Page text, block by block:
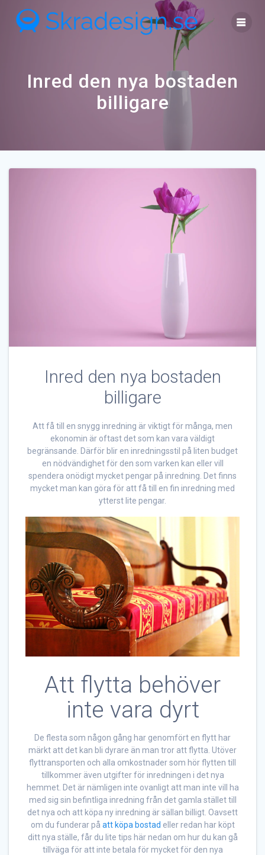
to
content
Inred den nya bostaden
billigare
Inred den nya bostaden
billigare
Att få till en snygg inredning är viktigt för många, men
ekonomin är oftast det som kan vara väldigt
begränsande. Därför blir en inredningsstil på liten budget
en nödvändighet för den som varken kan eller vill
spendera onödigt mycket pengar på inredning. Det finns
mycket man kan göra för att få till en fin inredning med
ytterst lite pengar.
Att flytta behöver
inte vara dyrt
De flesta som någon gång har genomfört en flytt har
märkt att det kan bli dyrare än man tror att flytta. Utöver
flyttransporten och alla omkostnader som hör flytten till
tillkommer även utgifter för inredningen i det nya
hemmet. Det är nämligen inte ovanligt att man inte vill ha
med sig sin befintliga inredning från det gamla stället till
det nya och att köpa ny inredning är sällan billigt. Oavsett
om du funderar på att köpa bostad eller redan har köpt
ditt nya ställe, får du lite tips här nedan om hur du kan gå
tillväga för att inte betala för mycket för den nya